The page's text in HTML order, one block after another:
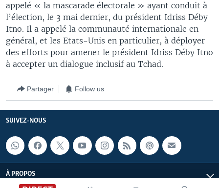
appelé « la mascarade électorale » ayant conduit à
l’élection, le 3 mai dernier, du président Idriss Déby
Itno. Il a appelé la communauté internationale en
général, et les Etats-Unis en particulier, à déployer
des efforts pour amener le président Idriss Déby Itno
à accepter un dialogue inclusif au Tchad.
Partager Follow us
SUIVEZ-NOUS
À PROPOS